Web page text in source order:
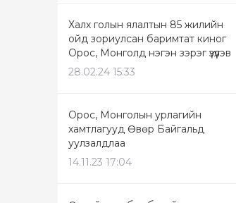
Халх голын ялалтын 85 жилийн
ойд зориулсан баримтат киног
Орос, Монголд нэгэн зэрэг үзүүлэв
28.02.24 15:33
Орос, Монголын урлагийн
хамтлагууд Өвөр Байгальд
уулзалдлаа
14.11.23 17:04